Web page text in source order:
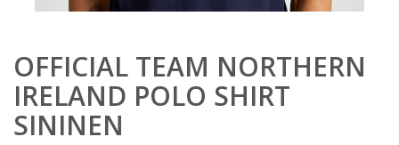
OFFICIAL TEAM NORTHERN
IRELAND POLO SHIRT
SININEN